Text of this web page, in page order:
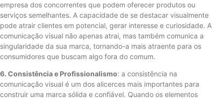
empresa dos concorrentes que podem oferecer produtos ou
serviços semelhantes. A capacidade de se destacar visualmente
pode atrair clientes em potencial, gerar interesse e curiosidade. A
comunicação visual não apenas atrai, mas também comunica a
singularidade da sua marca, tornando-a mais atraente para os
consumidores que buscam algo fora do comum.
6. Consistência e Profissionalismo: a consistência na
comunicação visual é um dos alicerces mais importantes para
construir uma marca sólida e confiável. Quando os elementos